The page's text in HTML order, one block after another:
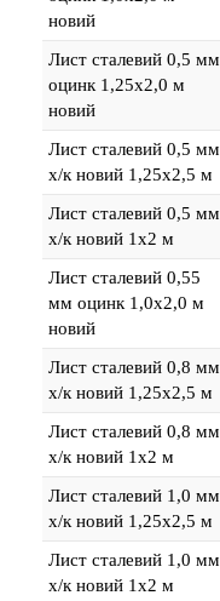
новий
Лист сталевий 0,5 мм
оцинк 1,25х2,0 м
новий
Лист сталевий 0,5 мм
х/к новий 1,25х2,5 м
Лист сталевий 0,5 мм
х/к новий 1х2 м
Лист сталевий 0,55
мм оцинк 1,0х2,0 м
новий
Лист сталевий 0,8 мм
х/к новий 1,25х2,5 м
Лист сталевий 0,8 мм
х/к новий 1х2 м
Лист сталевий 1,0 мм
х/к новий 1,25х2,5 м
Лист сталевий 1,0 мм
х/к новий 1х2 м